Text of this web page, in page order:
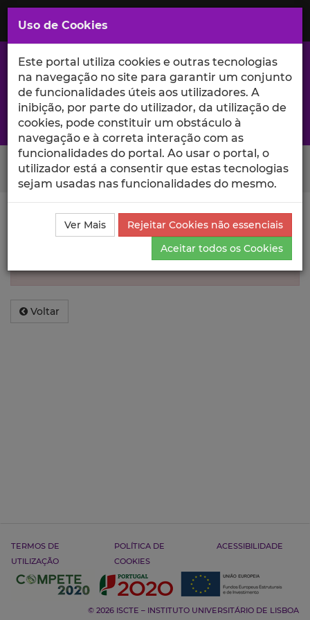
Saltar
para
Conteúdo
Principal
A excelência da investigação e ciência no Iscte
Search Button
Informação inválida
Não foi encontrada informação sobre esse
Voltar
TERMOS DE
UTILIZAÇÃO
POLÍTICA DE
COOKIES
ACESSIBILIDADE
© 2026 ISCTE – INSTITUTO UNIVERSITÁRIO DE LISBOA
Uso de Cookies
Este portal utiliza cookies e outras tecnologias
na navegação no site para garantir um conjunto
de funcionalidades úteis aos utilizadores. A
inibição, por parte do utilizador, da utilização de
cookies, pode constituir um obstáculo à
navegação e à correta interação com as
funcionalidades do portal. Ao usar o portal, o
utilizador está a consentir que estas tecnologias
sejam usadas nas funcionalidades do mesmo.
Ver Mais
Rejeitar Cookies não essenciais
Aceitar todos os Cookies